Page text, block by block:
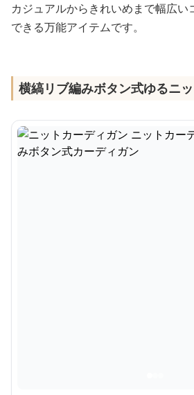
カジュアルからきれいめまで幅広い
できる万能アイテムです。
横縞リブ編みボタン式ゆるニ